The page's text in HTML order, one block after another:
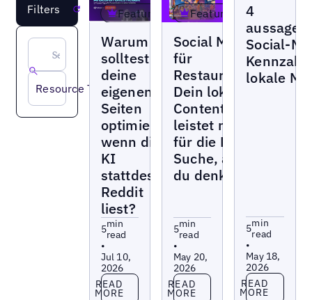
Filters Reset
Resource Type
Featured
Warum
solltest du
deine
eigenen
Seiten
optimieren,
wenn die
KI
stattdessen
Reddit
liest?
5min
read
•
Jul 10,
2026
Read more
READ
MORE
Featured
Social Media
für
Restaurants:
Dein lokaler
Content
leistet mehr
für die KI-
Suche, als
du denkst
5min
read
•
May 20,
2026
Read more
READ
MORE
4
Social-
lokale
5min
read
•
May 18,
2026
Read more
READ
MORE